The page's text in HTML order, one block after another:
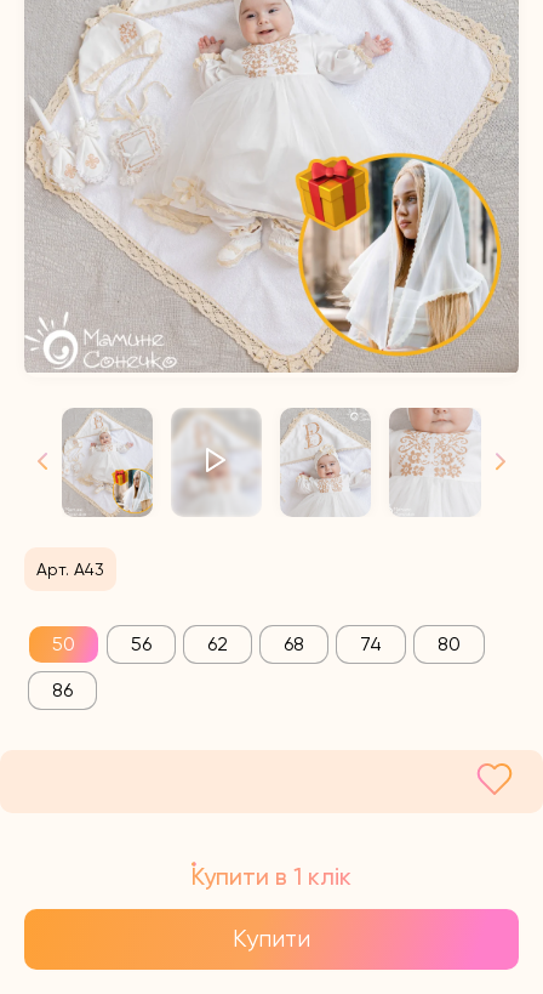
Арт. А43
50 56 62 68 74
80
86
Купити в 1 клік
Купити